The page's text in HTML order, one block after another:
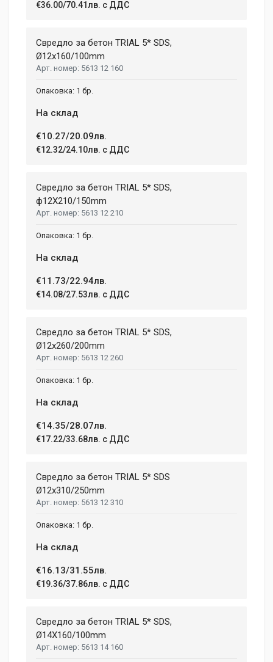
€36.00/70.41лв. с ДДС
Свредло за бетон TRIAL 5* SDS,
Ø12x160/100mm
5613 12 160
1 бр.
На склад
€10.27/20.09лв.
€12.32/24.10лв. с ДДС
Свредло за бетон TRIAL 5* SDS,
ф12X210/150mm
5613 12 210
1 бр.
На склад
€11.73/22.94лв.
€14.08/27.53лв. с ДДС
Свредло за бетон TRIAL 5* SDS,
Ø12х260/200mm
5613 12 260
1 бр.
На склад
€14.35/28.07лв.
€17.22/33.68лв. с ДДС
Свредло за бетон TRIAL 5* SDS
Ø12x310/250mm
5613 12 310
1 бр.
На склад
€16.13/31.55лв.
€19.36/37.86лв. с ДДС
Свредло за бетон TRIAL 5* SDS,
Ø14X160/100mm
5613 14 160